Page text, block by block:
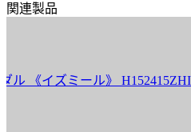
関連製品
イズミール》 H152415ZHI2410